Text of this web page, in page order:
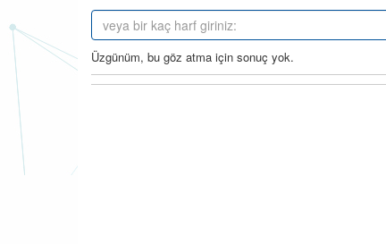
Üzgünüm, bu göz atma için sonuç yok.